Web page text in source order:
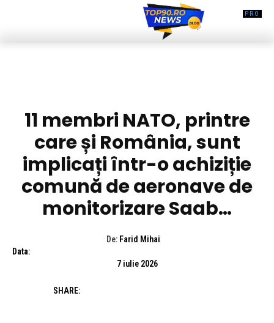
11 membri NATO, printre
care și România, sunt
implicați într-o achiziție
comună de aeronave de
monitorizare Saab…
De: Farid Mihai
Data:
7 iulie 2026
SHARE: